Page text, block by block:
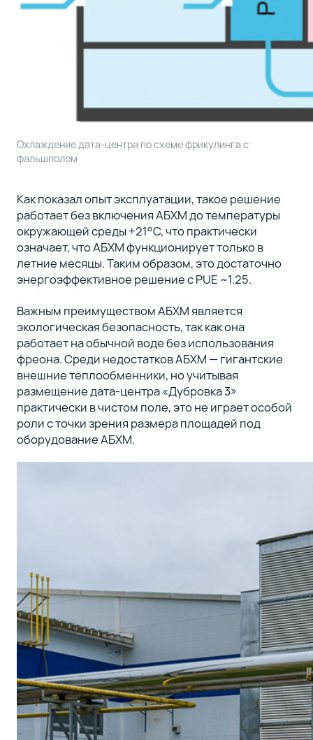
Охлаждение дата-центра по схеме фрикулинга с
фальшполом
Как показал опыт эксплуатации, такое решение
работает без включения АБХМ до температуры
окружающей среды +21°C, что практически
означает, что АБХМ функционирует только в
летние месяцы. Таким образом, это достаточно
энергоэффективное решение с PUE ~1.25.
Важным преимуществом АБХМ является
экологическая безопасность, так как она
работает на обычной воде без использования
фреона. Среди недостатков АБХМ — гигантские
внешние теплообменники, но учитывая
размещение дата-центра «Дубровка 3»
практически в чистом поле, это не играет особой
роли с точки зрения размера площадей под
оборудование АБХМ.